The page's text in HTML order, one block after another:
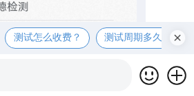
测试怎么收费？ 测试周期多久？